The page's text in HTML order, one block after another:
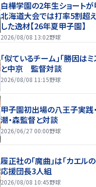
白樺学園の2年生ショート
北海道大会では打率5割超
した逸材【26年夏甲子園】
2026/08/08 13:02野球
「似ているチーム」「勝因は
と中京 監督対談
2026/08/08 11:15野球
甲子園初出場の八王子実践
潮・森監督と対談
2026/06/27 00:00野球
履正社の「魔曲」は「カエル
応援団長3人組
2026/08/08 10:45野球